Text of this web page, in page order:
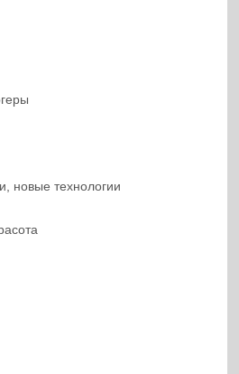
новые технологии